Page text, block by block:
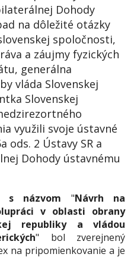
Dohody
na dôležité otázky
spoločnosti,
a záujmy fyzických
generálna
vláda Slovenskej
Slovenskej
využili svoje ústavné
ods. 2 Ústavy SR a
Dohody ústavnému
s názvom "Návrh na
v oblasti obrany
republiky a vládou
" bol zverejnený
na pripomienkovanie a je